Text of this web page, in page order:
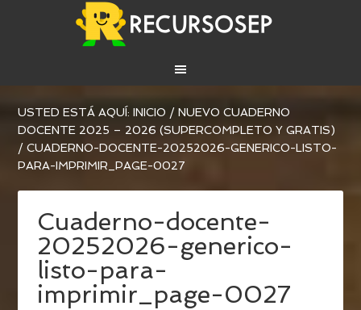
USTED ESTÁ AQUÍ:INICIO / NUEVO CUADERNO
DOCENTE 2025 – 2026 (SUPERCOMPLETO Y GRATIS)
/ CUADERNO-DOCENTE-20252026-GENERICO-LISTO-
PARA-IMPRIMIR_PAGE-0027
Cuaderno-docente-
20252026-generico-
listo-para-
imprimir_page-0027